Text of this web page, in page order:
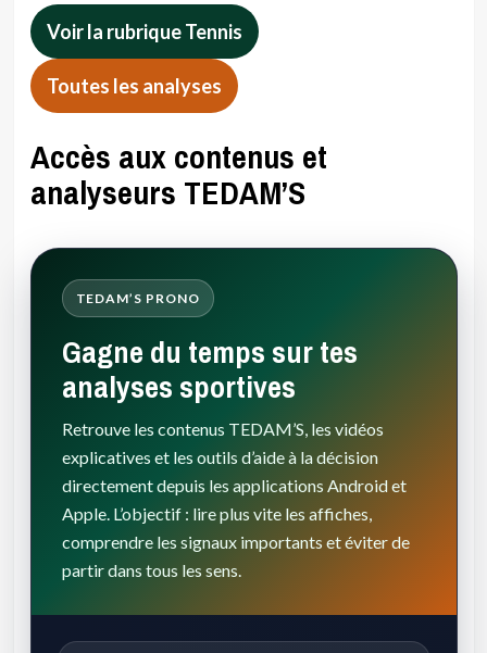
Voir la rubrique Tennis
Toutes les analyses
Accès aux contenus et
analyseurs TEDAM’S
TEDAM’S PRONO
Gagne du temps sur tes
analyses sportives
Retrouve les contenus TEDAM’S, les vidéos
explicatives et les outils d’aide à la décision
directement depuis les applications Android et
Apple. L’objectif : lire plus vite les affiches,
comprendre les signaux importants et éviter de
partir dans tous les sens.